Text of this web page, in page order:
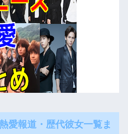
愛報道・歴代彼女一覧ま